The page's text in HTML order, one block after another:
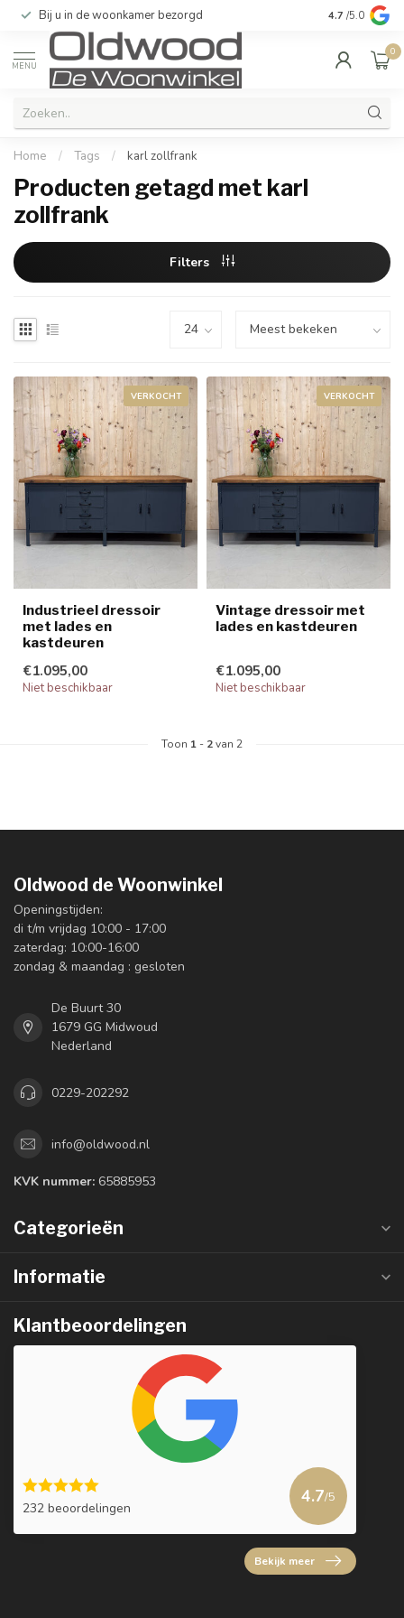
Bij u in de woonkamer bezorgd Kwaliteit &
4.7 /5.0
MENU
0
Home / Tags / karl zollfrank
Producten getagd met karl
zollfrank
Filters
VERKOCHT
Industrieel dressoir
met lades en
kastdeuren
€1.095,00
Niet beschikbaar
VERKOCHT
Vintage dressoir met
lades en kastdeuren
€1.095,00
Niet beschikbaar
Toon 1 - 2van 2
Oldwood de Woonwinkel
Openingstijden:
di t/m vrijdag 10:00 - 17:00
zaterdag: 10:00-16:00
zondag & maandag : gesloten
De Buurt 30
1679 GG Midwoud
Nederland
0229-202292
info@oldwood.nl
KVK nummer: 65885953
Categorieën
Informatie
Klantbeoordelingen
232 beoordelingen
4.7/5
Bekijk meer